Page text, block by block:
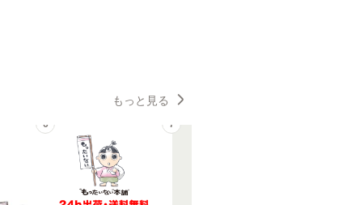
もっと見る
6 7